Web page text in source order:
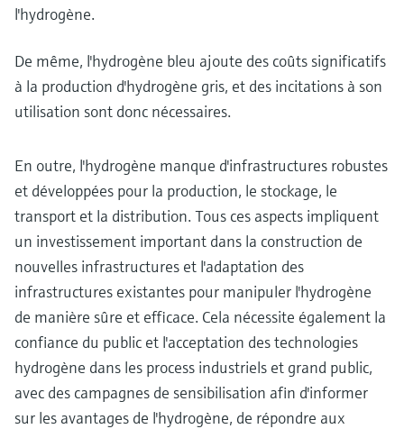
l'hydrogène.
De même, l'hydrogène bleu ajoute des coûts significatifs
à la production d'hydrogène gris, et des incitations à son
utilisation sont donc nécessaires.
En outre, l'hydrogène manque d'infrastructures robustes
et développées pour la production, le stockage, le
transport et la distribution. Tous ces aspects impliquent
un investissement important dans la construction de
nouvelles infrastructures et l'adaptation des
infrastructures existantes pour manipuler l'hydrogène
de manière sûre et efficace. Cela nécessite également la
confiance du public et l'acceptation des technologies
hydrogène dans les process industriels et grand public,
avec des campagnes de sensibilisation afin d'informer
sur les avantages de l'hydrogène, de répondre aux